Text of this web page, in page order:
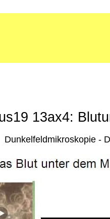
13ax4:
Dunkelfeldmikroskopie -